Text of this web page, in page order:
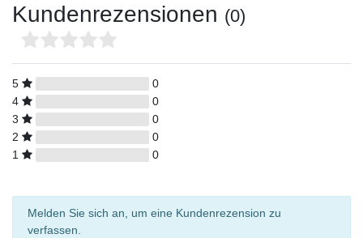
Kundenrezensionen (0)
5
0
4
0
3
0
2
0
1
0
Melden Sie sich an, um eine Kundenrezension zu
verfassen.